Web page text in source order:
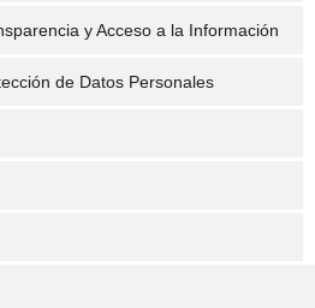
y Acceso a la Información
de Datos Personales